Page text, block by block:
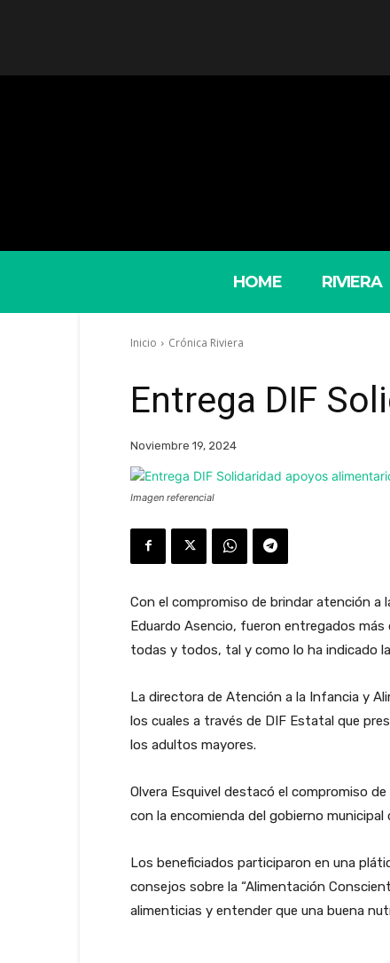
HOME RIVIERA
Inicio Crónica Riviera
Entrega DIF
Noviembre 19, 2024
Imagen referencial
Con el compromiso de brindar atención a
Eduardo Asencio, fueron entregados
todas y todos, tal y como lo ha indicado
La directora de Atención a la Infancia y
los cuales a través de DIF Estatal que
los adultos mayores.
Olvera Esquivel destacó el compromiso
con la encomienda del gobierno
Los beneficiados participaron en una
consejos sobre la “Alimentación
alimenticias y entender que una buena